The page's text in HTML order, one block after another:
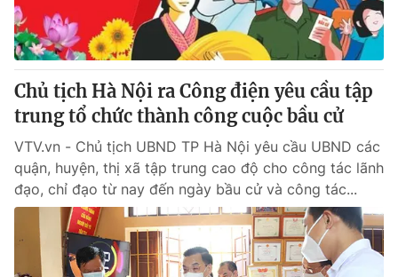
Thế giới đó đây
Câu chuyện quốc tế
Tài chính
Thị trường
Góc doanh nghiệp
Dữ liệu và đời sống
Truyền hình
Phim VTV
Hậu trường
Nhân vật
Khán giả
Giải sao mai
Giải trí
Điện ảnh
Âm nhạc
Đời sống
Du lịch
Làm đẹp
Giáo dục
Chủ tịch Hà Nội ra Công điện yêu cầu tập
trung tổ chức thành công cuộc bầu cử
VTV.vn - Chủ tịch UBND TP Hà Nội yêu cầu UBND các
quận, huyện, thị xã tập trung cao độ cho công tác lãnh
đạo, chỉ đạo từ nay đến ngày bầu cử và công tác...